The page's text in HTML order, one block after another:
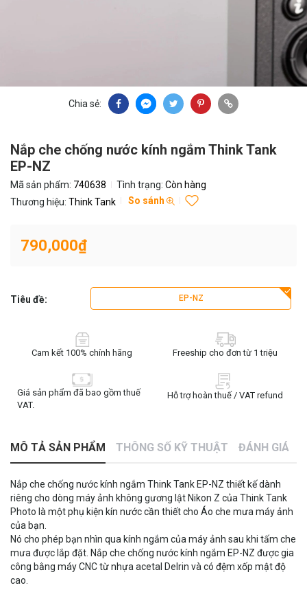
Chia sẻ:
Nắp che chống nước kính ngắm Think Tank
EP-NZ
Mã sản phẩm: 740638 Tình trạng: Còn hàng
Thương hiệu: Think Tank So sánh
790,000₫
Tiêu đề: EP-NZ
Cam kết 100% chính hãng Freeship cho đơn từ 1 triệu
Giá sản phẩm đã bao gồm thuế
VAT.
Hỗ trợ hoàn thuế / VAT refund
MÔ TẢ SẢN PHẨM THÔNG SỐ KỸ THUẬT ĐÁNH GIÁ
Nắp che chống nước kính ngắm Think Tank EP-NZ thiết kế dành
riêng cho dòng máy ảnh không gương lật Nikon Z của Think Tank
Photo là một phụ kiện kín nước cần thiết cho Áo che mưa máy ảnh
của bạn.
Nó cho phép bạn nhìn qua kính ngắm của máy ảnh sau khi tấm che
mưa được lắp đặt. Nắp che chống nước kính ngắm EP-NZ được gia
công bằng máy CNC từ nhựa acetal Delrin và có đệm xốp mật độ
cao.